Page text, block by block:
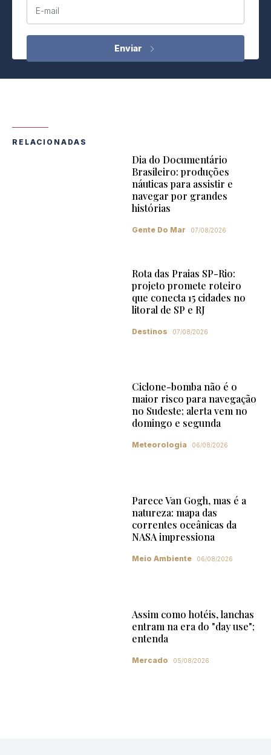
E-mail
RELACIONADAS
Dia do Documentário
Brasileiro: produções
náuticas para assistir e
navegar por grandes
histórias
Gente Do Mar 07/08/2026
Rota das Praias SP-Rio:
projeto promete roteiro
que conecta 15 cidades no
litoral de SP e RJ
Destinos 07/08/2026
Ciclone-bomba não é o
maior risco para navegação
no Sudeste; alerta vem no
domingo e segunda
Meteorologia 06/08/2026
Parece Van Gogh, mas é a
natureza: mapa das
correntes oceânicas da
NASA impressiona
Meio Ambiente 06/08/2026
Assim como hotéis, lanchas
entram na era do "day use";
entenda
Mercado 05/08/2026